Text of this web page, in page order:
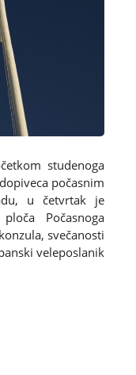
studenoga
počasnim
u četvrtak je
Počasnoga
svečanosti
veleposlanik